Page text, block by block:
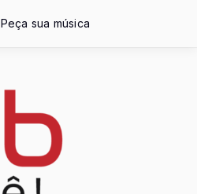
Peça sua música